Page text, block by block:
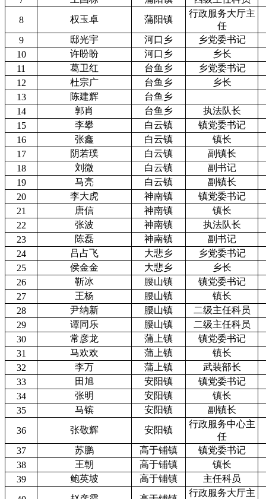
8 权玉卓 蒲阳镇
行政服务大厅主
任
9
邸光宇 河口乡
乡党委书记
10
许盼盼 河口乡
乡长
11
葛卫红 台鱼乡
乡党委书记
12
杜宗广 台鱼乡
乡长
13
陈建辉
台鱼乡
14
郭肖 台鱼乡
执法队长
15
李攀 白云镇
镇党委书记
16
张鑫 白云镇
镇长
17
阴若璞 白云镇
副镇长
18
刘微 白云镇
副书记
19
马亮 白云镇
副镇长
20
李大虎 神南镇
镇党委书记
21
唐信 神南镇
镇长
22
张波 神南镇
执法队长
23
陈磊 神南镇
副书记
24
吕占飞 大悲乡
乡党委书记
25
侯金金 大悲乡
乡长
26
靳冰 腰山镇
镇党委书记
27
王杨 腰山镇
镇长
28
尹纳新 腰山镇
二级主任科员
29
谭同乐 腰山镇
二级主任科员
30
常彦龙 蒲上镇
镇党委书记
31
马欢欢 蒲上镇
镇长
32
李万 蒲上镇
武装部长
33
田旭 安阳镇
镇党委书记
34
张明 安阳镇
镇长
35
马镔 安阳镇 副镇长
36 张敬辉 安阳镇
行政服务中心主
任
37
苏鹏 高于铺镇
镇党委书记
38
王朝 高于铺镇
镇长
39
鲍英坡 高于铺镇 主任科员
行政服务大厅主